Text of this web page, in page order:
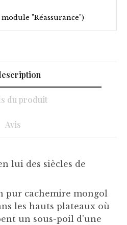
"Réassurance")
du produit
Avis
lui des siècles de
pur cachemire mongol
les hauts plateaux où
un sous-poil d'une